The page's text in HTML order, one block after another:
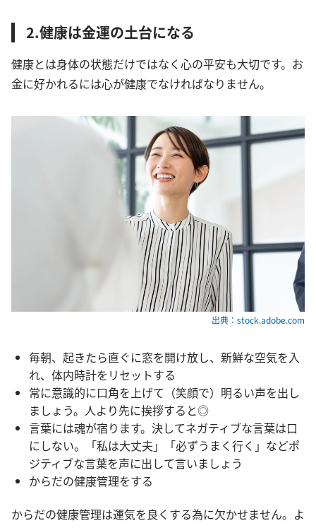
2.健康は金運の土台になる
健康とは身体の状態だけではなく心の平安も大切です。お
金に好かれるには心が健康でなければなりません。
出典：stock.adobe.com
毎朝、起きたら直ぐに窓を開け放し、新鮮な空気を入
れ、体内時計をリセットする
常に意識的に口角を上げて（笑顔で）明るい声を出し
ましょう。人より先に挨拶すると◎
言葉には魂が宿ります。決してネガティブな言葉は口
にしない。「私は大丈夫」「必ずうまく行く」などポ
ジティブな言葉を声に出して言いましょう
からだの健康管理をする
からだの健康管理は運気を良くする為に欠かせません。よ